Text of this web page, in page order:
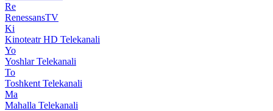
Re
RenessansTV
Ki
Kinoteatr HD Telekanali
Yo
Yoshlar Telekanali
To
Toshkent Telekanali
Ma
Mahalla Telekanali